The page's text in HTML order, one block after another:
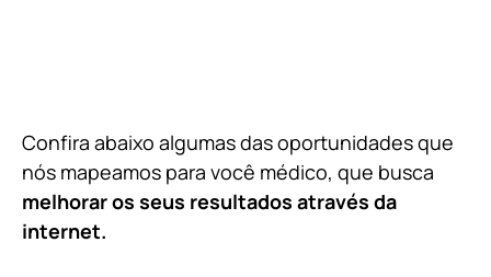
Confira abaixo algumas das oportunidades que
nós mapeamos para você médico, que busca
melhorar os seus resultados através da
internet.